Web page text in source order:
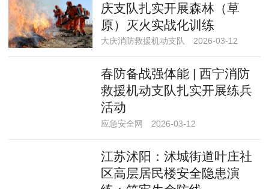
庆支队扎实开展森林（草
原）灭火实战化训练
大庆消防救援机动支队 2026-03-12
春防备战强体能 | 西宁消防
救援机动支队扎实开展练兵
活动
应急安全网 2026-03-12
江苏沭阳：沭城街道叶庄社
区高层居民楼安全隐患演